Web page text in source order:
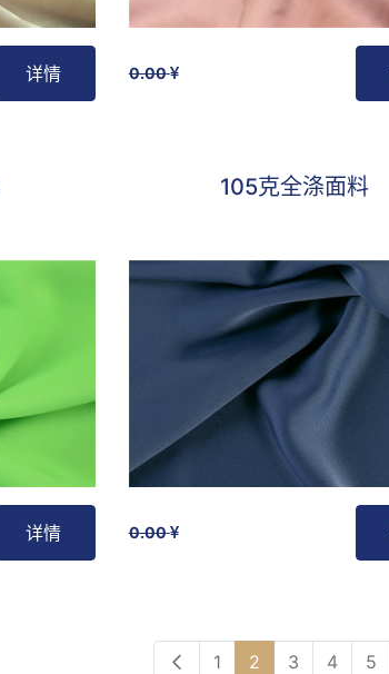
详情 0.00
详情
105克全涤面料
0.00
1 2(current)
3 4 5